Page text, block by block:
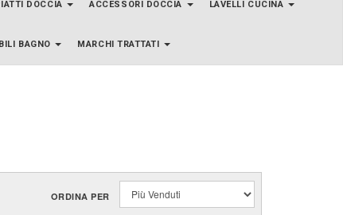
DOCCIA ACCESSORI DOCCIA LAVELLI CUCINA
BAGNO MARCHI TRATTATI
ORDINA PER